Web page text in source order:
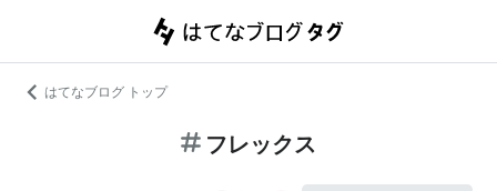
はてなブログ トップ
フレックス